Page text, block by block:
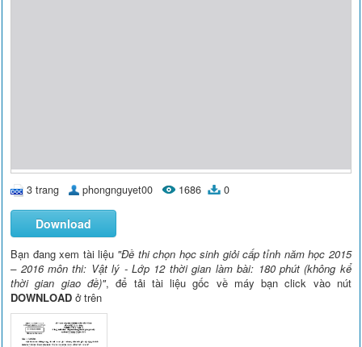
3 trang phongnguyet00 1686 0
Download
Bạn đang xem tài liệu "Đề thi chọn học sinh giỏi cấp tỉnh năm học 2015
– 2016 môn thi: Vật lý - Lớp 12 thời gian làm bài: 180 phút (không kể
thời gian giao đề)", để tải tài liệu gốc về máy bạn click vào nút
DOWNLOAD ở trên